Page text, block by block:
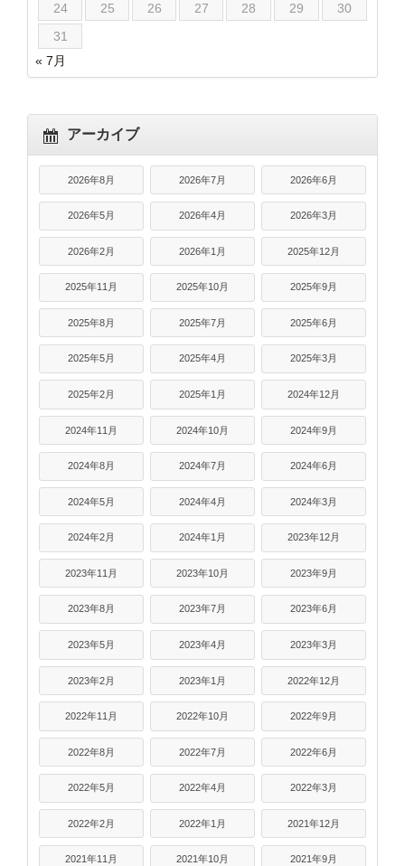
24
25 26 27 28 29
30
31
« 7月
アーカイブ
2026年8月 2026年7月 2026年6月
2026年5月 2026年4月 2026年3月
2026年2月 2026年1月 2025年12月
2025年11月 2025年10月 2025年9月
2025年8月 2025年7月 2025年6月
2025年5月 2025年4月 2025年3月
2025年2月 2025年1月 2024年12月
2024年11月 2024年10月 2024年9月
2024年8月 2024年7月 2024年6月
2024年5月 2024年4月 2024年3月
2024年2月 2024年1月 2023年12月
2023年11月 2023年10月 2023年9月
2023年8月 2023年7月 2023年6月
2023年5月 2023年4月 2023年3月
2023年2月 2023年1月 2022年12月
2022年11月 2022年10月 2022年9月
2022年8月 2022年7月 2022年6月
2022年5月 2022年4月 2022年3月
2022年2月 2022年1月 2021年12月
2021年11月 2021年10月 2021年9月